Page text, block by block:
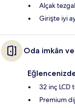
Alçak
Girişte iyi
Oda imkân
32 inç LCD
Premium